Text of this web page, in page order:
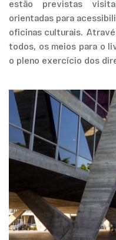
estão previstas
orientadas para
oficinas culturais.
todos, os meios para o
o pleno exercício dos